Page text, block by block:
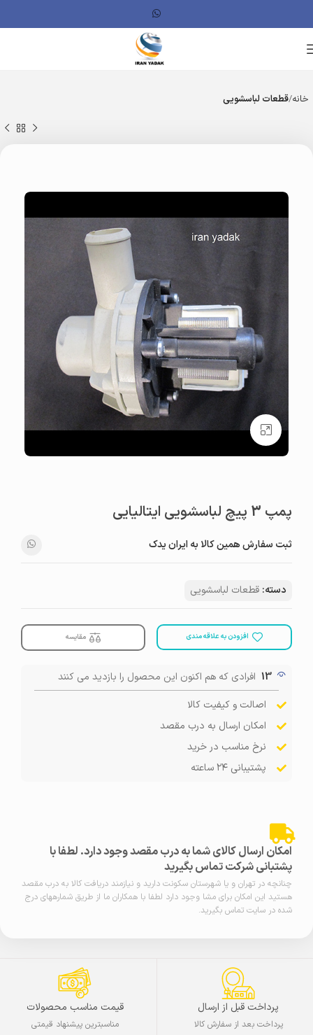
خانه قطعات لباسشویی
بزرگنمایی تصویر
پمپ 3 پیچ لباسشویی ایتالیایی
ثبت سفارش همین کالا به ایران یدک
دسته: قطعات لباسشویی
افزودن به علاقه مندی مقایسه
13 افرادی که هم اکنون این محصول را بازدید می کنند
اصالت و کیفیت کالا
امکان ارسال به درب مقصد
نرخ مناسب در خرید
پشتیبانی ۲۴ ساعته
امکان ارسال کالای شما به درب مقصد وجود دارد. لطفا با
پشتبانی شرکت تماس بگیرید
چنانچه در تهران و یا شهرستان سکونت دارید و نیازمند دریافت کالا به درب مقصد
هستید این امکان برای مشا وجود دارد لطفا با همکاران ما از طریق شمارههای درج
شده در سایت تماس بگیرید.
پرداخت قبل از ارسال
پرداخت بعد از سفارش کالا
قیمت مناسب محصولات
مناسبترین پیشنهاد قیمتی